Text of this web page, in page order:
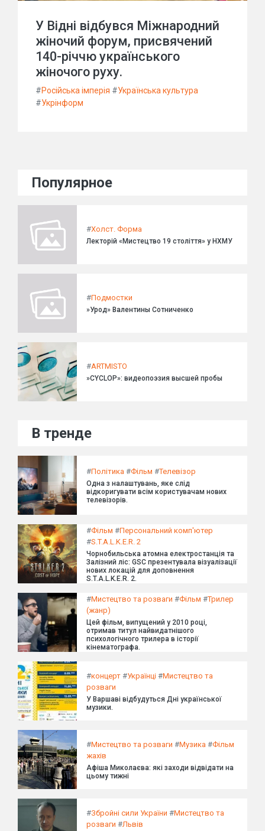
У Відні відбувся Міжнародний
жіночий форум, присвячений
140-річчю українського
жіночого руху.
#Російська імперія #Українська культура
#Укрінформ
Популярное
#Холст. Форма
Лекторій «Мистецтво 19 століття» у НХМУ
#Подмостки
»Урод» Валентины Сотниченко
#ARTMISTO
»CYCLOP»: видеопоэзия высшей пробы
В тренде
#Політика #Фільм #Телевізор
Одна з налаштувань, яке слід
відкоригувати всім користувачам нових
телевізорів.
#Фільм #Персональний комп'ютер
#S.T.A.L.K.E.R. 2
Чорнобильська атомна електростанція та
Залізний ліс: GSC презентувала візуалізації
нових локацій для доповнення
S.T.A.L.K.E.R. 2.
#Мистецтво та розваги #Фільм #Трилер
(жанр)
Цей фільм, випущений у 2010 році,
отримав титул найвидатнішого
психологічного трилера в історії
кінематографа.
#концерт #Українці #Мистецтво та
розваги
У Варшаві відбудуться Дні української
музики.
#Мистецтво та розваги #Музика #Фільм
жахів
Афіша Миколаєва: які заходи відвідати на
цьому тижні
#Збройні сили України #Мистецтво та
розваги #Львів